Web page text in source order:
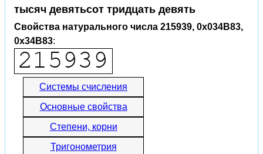
тысяч девятьсот тридцать девять
Свойства натурального числа 215939, 0x034B83,
0x34B83:
Системы счисления
Основные свойства
Степени, корни
Тригонометрия